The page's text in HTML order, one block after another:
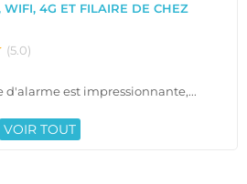
WIFI, 4G ET FILAIRE DE CHEZ
(5.0)
d'alarme est impressionnante,...
VOIR TOUT